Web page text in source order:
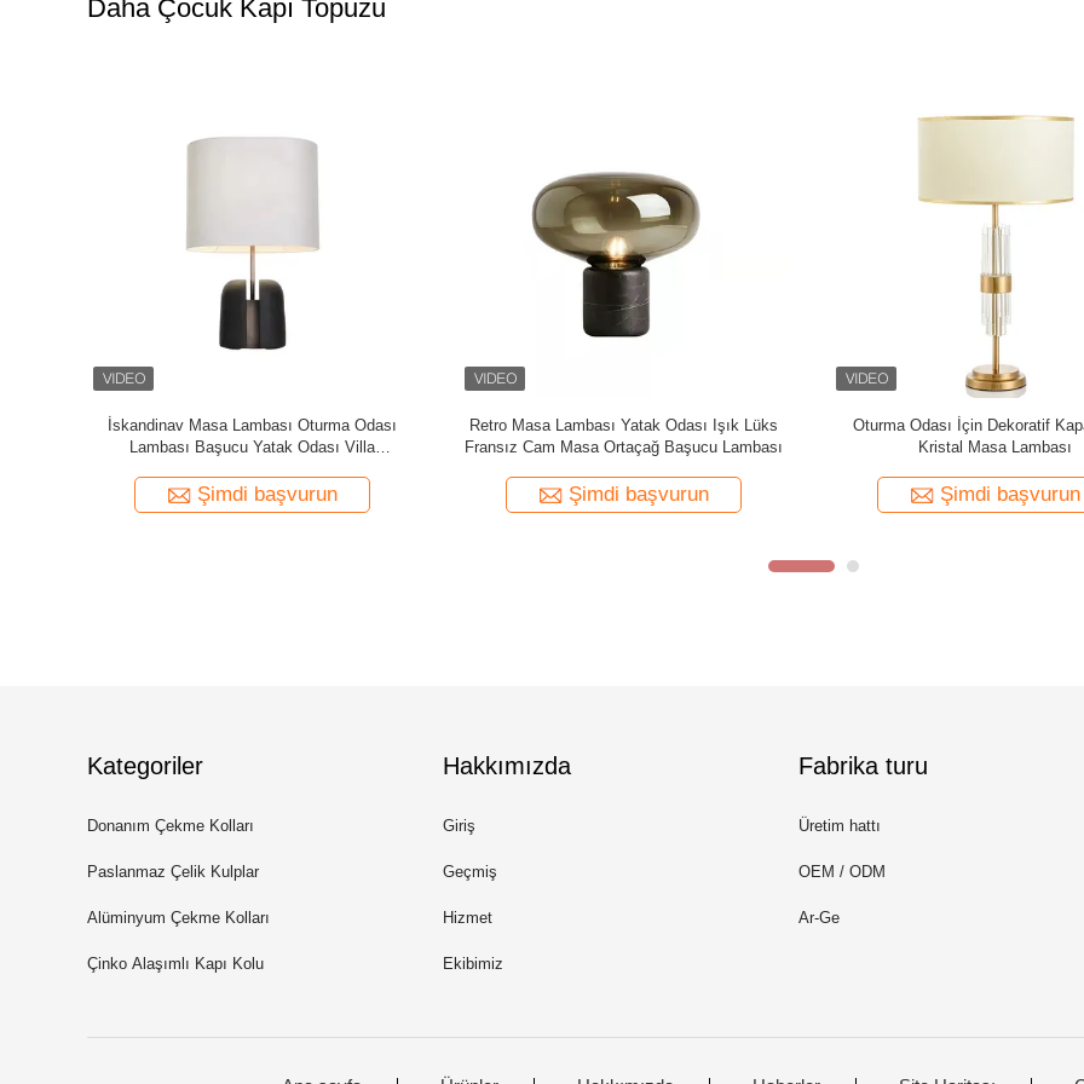
Daha Çocuk Kapı Topuzu
Otel Lüks Kumaş Masa Lambası Ev Dekoratif
Gece Lambası Başucu Masa Lambası
Şimdi başvurun
Pürüzsüz Yüzeyli Çocuk Gardırop Kolları
Dekoratif Yüksek Uyumluluk
Şimdi başvurun
Dayanıklı Çocuk Dolap Kapı Kolları
Edilmiş Mütevazı Tasarım
Şimdi başvurun
Kategoriler
Donanım Çekme Kolları
Paslanmaz Çelik Kulplar
Alüminyum Çekme Kolları
Çinko Alaşımlı Kapı Kolu
Hakkımızda
Giriş
Geçmiş
Hizmet
Ekibimiz
Fabrika turu
Üretim hattı
OEM / ODM
Ar-Ge